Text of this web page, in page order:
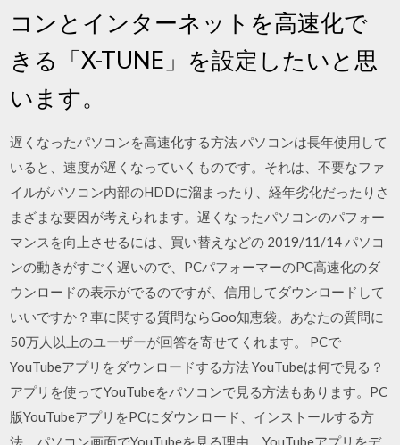
コンとインターネットを高速化で
きる「X-TUNE」を設定したいと思
います。
遅くなったパソコンを高速化する方法 パソコンは長年使用して
いると、速度が遅くなっていくものです。それは、不要なファ
イルがパソコン内部のHDDに溜まったり、経年劣化だったりさ
まざまな要因が考えられます。遅くなったパソコンのパフォー
マンスを向上させるには、買い替えなどの 2019/11/14 パソコ
ンの動きがすごく遅いので、PCパフォーマーのPC高速化のダ
ウンロードの表示がでるのですが、信用してダウンロードして
いいですか？車に関する質問ならGoo知恵袋。あなたの質問に
50万人以上のユーザーが回答を寄せてくれます。 PCで
YouTubeアプリをダウンロードする方法 YouTubeは何で見る？
アプリを使ってYouTubeをパソコンで見る方法もあります。PC
版YouTubeアプリをPCにダウンロード、インストールする方
法、パソコン画面でYouTubeを見る理由、YouTubeアプリをデ